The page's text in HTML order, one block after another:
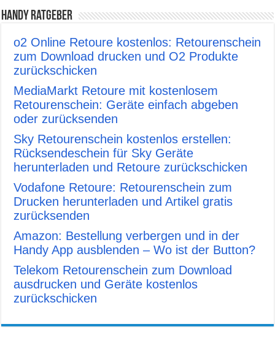
Handy Ratgeber
o2 Online Retoure kostenlos: Retourenschein
zum Download drucken und O2 Produkte
zurückschicken
MediaMarkt Retoure mit kostenlosem
Retourenschein: Geräte einfach abgeben
oder zurücksenden
Sky Retourenschein kostenlos erstellen:
Rücksendeschein für Sky Geräte
herunterladen und Retoure zurückschicken
Vodafone Retoure: Retourenschein zum
Drucken herunterladen und Artikel gratis
zurücksenden
Amazon: Bestellung verbergen und in der
Handy App ausblenden – Wo ist der Button?
Telekom Retourenschein zum Download
ausdrucken und Geräte kostenlos
zurückschicken